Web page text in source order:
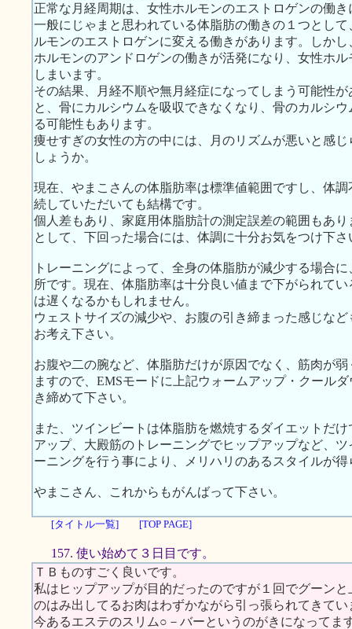
正常な月経周期は、女性ホルモンのエストロゲンの働
一般にじゃまと思われている体脂肪の働きの１つとし
ルモンのエストロゲンに変える働きがあります。しか
ホルモンのアンドロゲンの働きが活発になり、女性ホ
しまいます。
その結果、月経不順や無月経症になってしまう可能性
と、骨にカルシウムを吸収できなくなり、骨のカルシ
る可能性もあります。
痩せすぎの女性の方の中には、月のリズムが悪いと感
しょうか。
現在、やまこさんの体脂肪率は標準値範囲ですし、体
続していただいても結構です。
個人差もあり、家庭用体脂肪計の測定誤差の範囲もあ
として、下回った場合には、体調に十分お気をつけ下さ
トレーニングによって、全身の体脂肪が減少する場合
所です。現在、体脂肪率は十分良い値まで下がられて
は遅くなるかもしれません。
ウェストサイズの減少や、お腹の引き締まった感じな
お考え下さい。
お腹や二の腕など、体脂肪だけが原因でなく、筋肉が
ますので、EMSモードに上記ウォームアップ・クール
き締めて下さい。
また、ツインビートは体脂肪を燃焼するダイエットだ
アップ、大殿筋のトレーニングでヒップアップなど、
ーニングを行う事により、メリハリのあるスタイルが得
やまこさん、これからもがんばって下さい。
[タイトル一覧] [TOP PAGE]
157. 使い始めて３日目です。
ＴＢものすごく良いです。
私はヒップアップが目的だったのですが１回でグーン
のはみ出してるお肉はわずかながら引っ張られてきて
今あるエステのスリム○－バーというのがきになってま